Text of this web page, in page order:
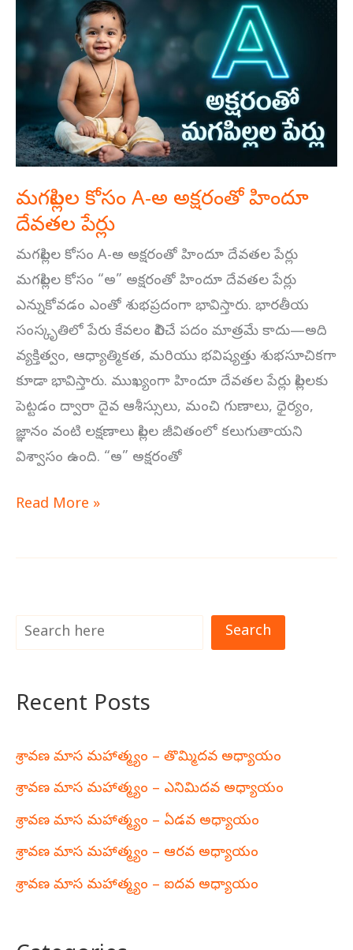
మగపిల్లల కోసం A-అ అక్షరంతో హిందూ
దేవతల పేర్లు
మగపిల్లల కోసం A-అ అక్షరంతో హిందూ దేవతల పేర్లు
మగపిల్లల కోసం “అ” అక్షరంతో హిందూ దేవతల పేర్లు
ఎన్నుకోవడం ఎంతో శుభప్రదంగా భావిస్తారు. భారతీయ
సంస్కృతిలో పేరు కేవలం పిలిచే పదం మాత్రమే కాదు—అది
వ్యక్తిత్వం, ఆధ్యాత్మికత, మరియు భవిష్యత్తు శుభసూచికగా
కూడా భావిస్తారు. ముఖ్యంగా హిందూ దేవతల పేర్లు పిల్లలకు
పెట్టడం ద్వారా దైవ ఆశీస్సులు, మంచి గుణాలు, ధైర్యం,
జ్ఞానం వంటి లక్షణాలు పిల్లల జీవితంలో కలుగుతాయని
విశ్వాసం ఉంది. “అ” అక్షరంతో
A-
అక్షరంతో
హిందూ
దేవతల
Read More »
Search
Recent Posts
శ్రావణ మాస మహాత్మ్యం – తొమ్మిదవ అధ్యాయం
శ్రావణ మాస మహాత్మ్యం – ఎనిమిదవ అధ్యాయం
శ్రావణ మాస మహాత్మ్యం – ఏడవ అధ్యాయం
శ్రావణ మాస మహాత్మ్యం – ఆరవ అధ్యాయం
శ్రావణ మాస మహాత్మ్యం – ఐదవ అధ్యాయం